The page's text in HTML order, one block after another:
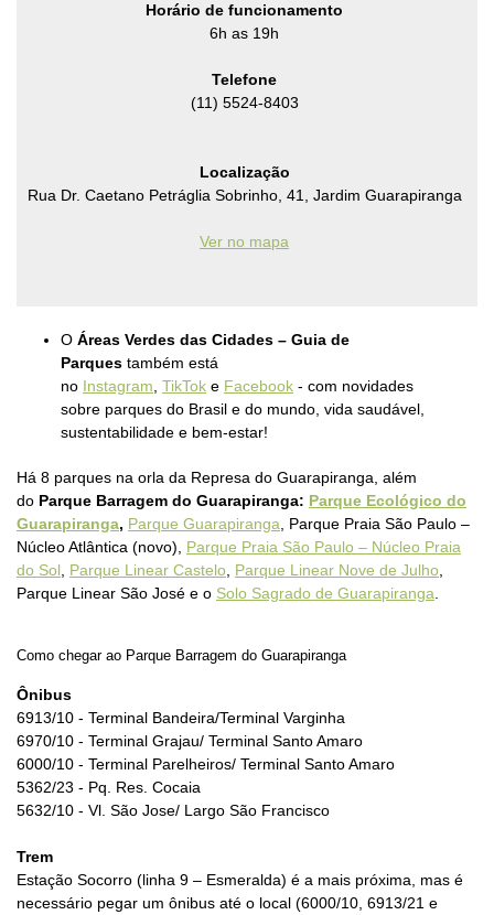
Horário de funcionamento
6h as 19h
Telefone
(11) 5524-8403
Localização
Rua Dr. Caetano Petráglia Sobrinho, 41, Jardim Guarapiranga
Ver no mapa
O Áreas Verdes das Cidades – Guia de
Parques também está
no Instagram TikTok e Facebook - com novidades
sobre parques do Brasil e do mundo, vida saudável,
sustentabilidade e bem-estar!
Há 8 parques na orla da Represa do Guarapiranga, além
do Parque Barragem do Guarapiranga: Parque Ecológico do
Guarapiranga, Parque Guarapiranga , Parque Praia São Paulo –
Núcleo Atlântica (novo), Parque Praia São Paulo – Núcleo Praia
do Sol Parque Linear Castelo Parque Linear Nove de Julho
Parque Linear São José e o Solo Sagrado de Guarapiranga
Como chegar ao Parque Barragem do Guarapiranga
Ônibus
6913/10 - Terminal Bandeira/Terminal Varginha
6970/10 - Terminal Grajau/ Terminal Santo Amaro
6000/10 - Terminal Parelheiros/ Terminal Santo Amaro
5362/23 - Pq. Res. Cocaia
5632/10 - Vl. São Jose/ Largo São Francisco
Trem
Estação Socorro (linha 9 – Esmeralda) é a mais próxima, mas é
necessário pegar um ônibus até o local (6000/10, 6913/21 e